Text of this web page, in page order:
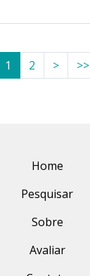
1 2 > >>
Home
Pesquisar
Sobre
Avaliar